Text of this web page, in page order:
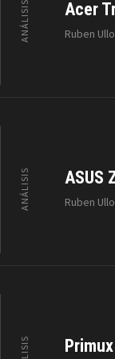
ANÁLISIS Acer
Ruben
ANÁLISIS ASUS
Ruben